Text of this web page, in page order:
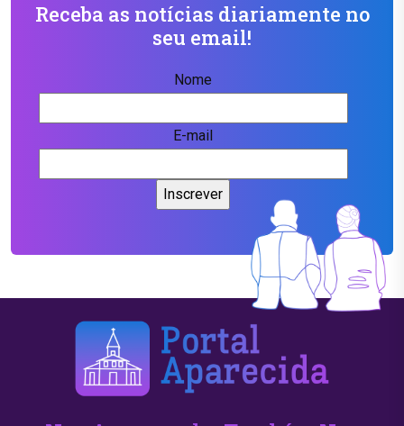
Receba as notícias diariamente no
seu email!
Nome
E-mail